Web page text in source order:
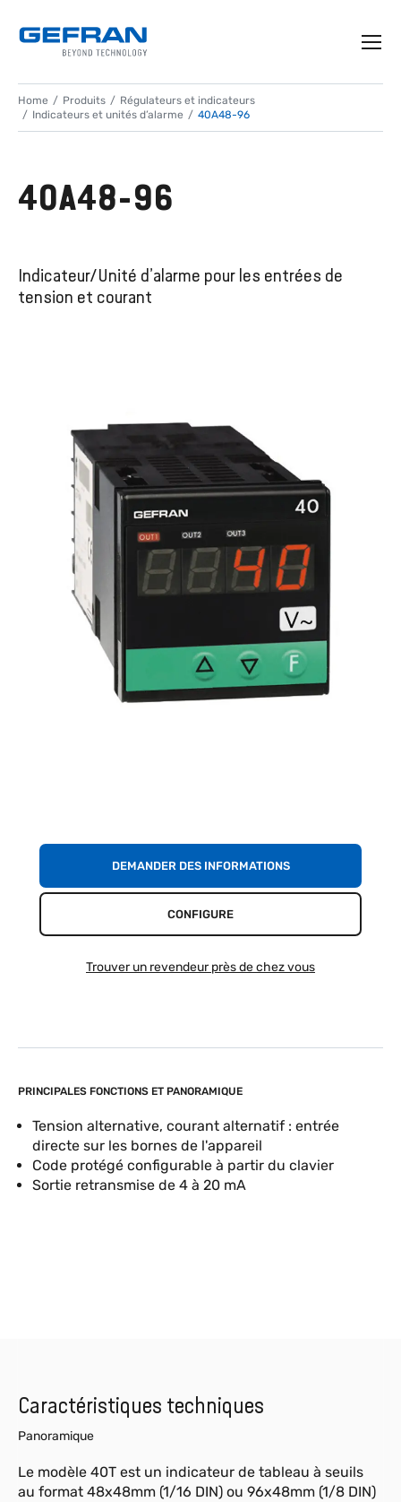
Home Produits
Régulateurs et indicateurs
Indicateurs et unités d’alarme
40A48-96
40A48-96
Indicateur/Unité d’alarme pour les entrées de
tension et courant
PRINCIPALES FONCTIONS ET PANORAMIQUE
Tension alternative, courant alternatif : entrée
directe sur les bornes de l'appareil
Code protégé configurable à partir du clavier
Sortie retransmise de 4 à 20 mA
DEMANDER DES INFORMATIONS
CONFIGURE
Trouver un revendeur près de chez vous
Caractéristiques techniques
Panoramique
Le modèle 40T est un indicateur de tableau à seuils
au format 48x48mm (1/16 DIN) ou 96x48mm (1/8 DIN)